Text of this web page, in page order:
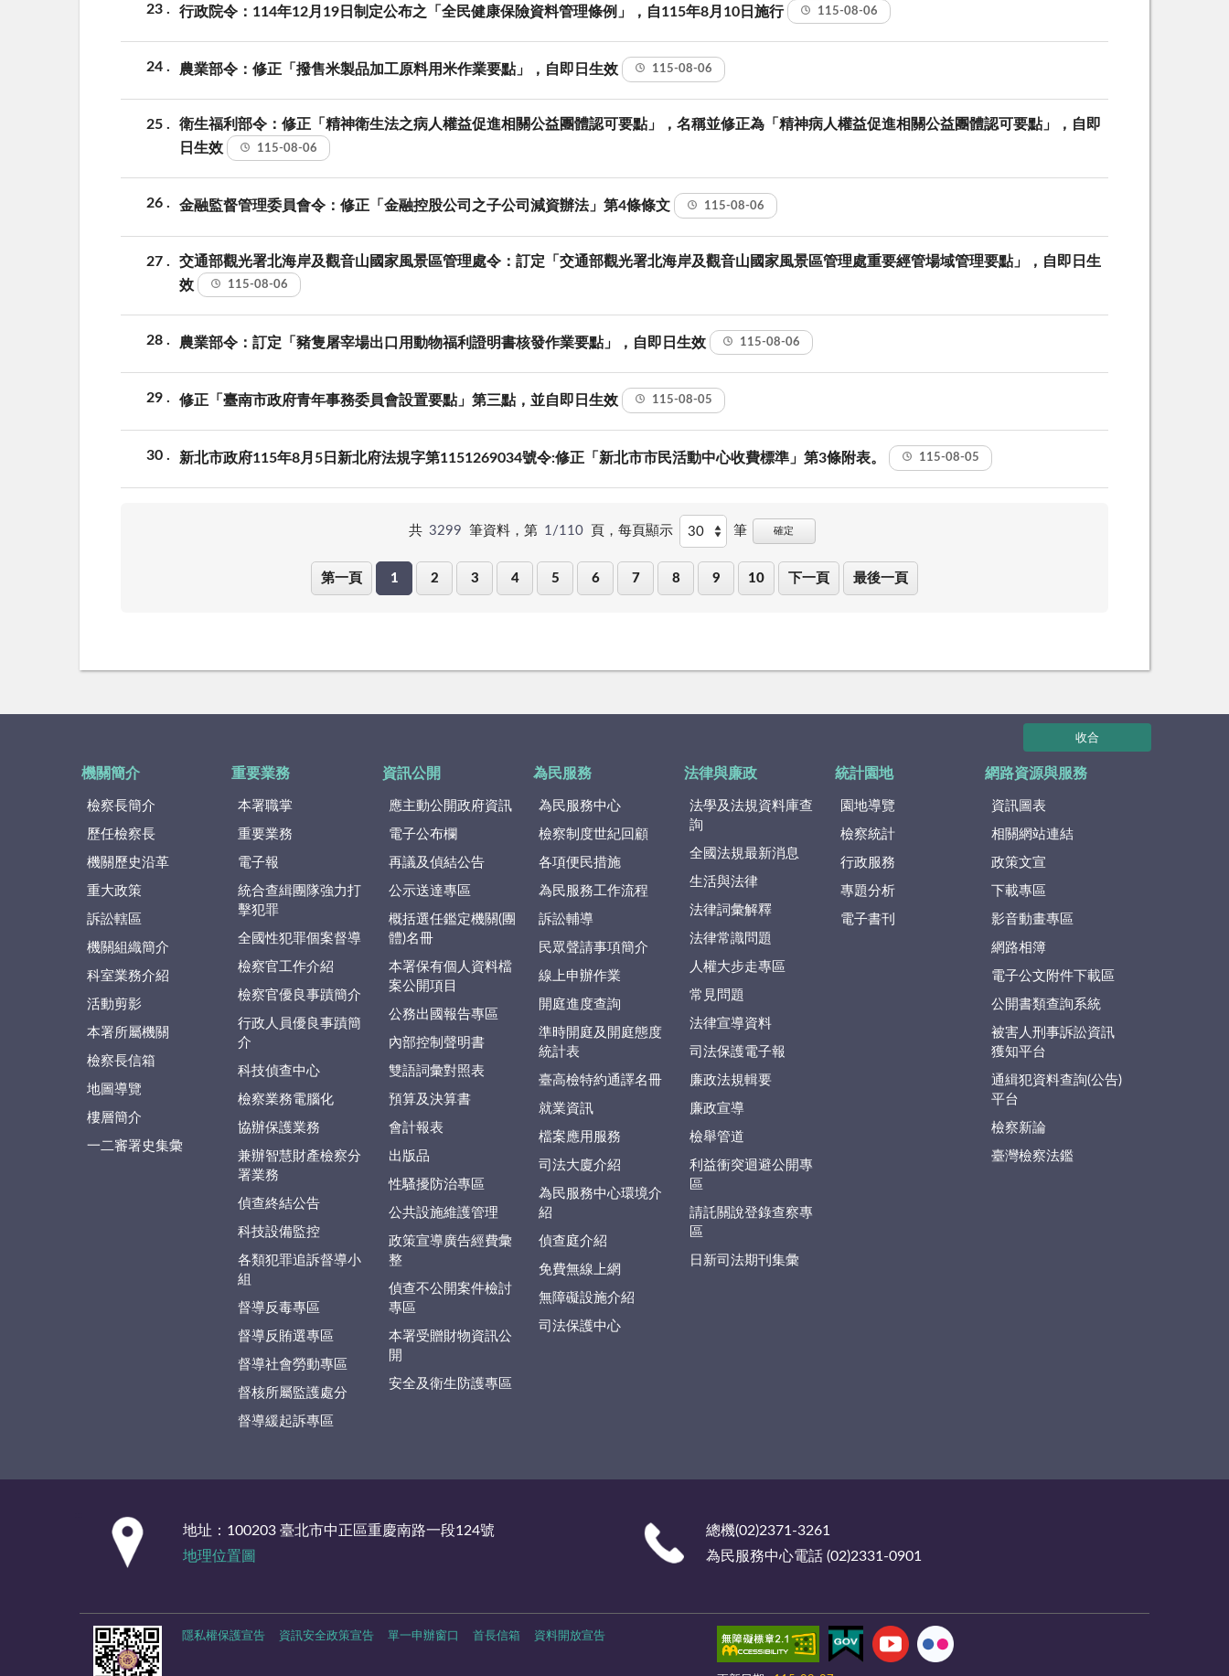
23 行政院令：114年12月19日制定公布之「全民健康保險資料管理條例」，自115年8月10日施行 115-08-06
24 農業部令：修正「撥售米製品加工原料用米作業要點」，自即日生效 115-08-06
25
衛生福利部令：修正「精神衛生法之病人權益促進相關公益團體認可要點」，名稱並修正為「精神病人權益促進相關公益團體認可要點」，自即
日生效
115-08-06
26 金融監督管理委員會令：修正「金融控股公司之子公司減資辦法」第4條條文 115-08-06
27
交通部觀光署北海岸及觀音山國家風景區管理處令：訂定「交通部觀光署北海岸及觀音山國家風景區管理處重要經管場域管理要點」，自即日生
效
115-08-06
28 農業部令：訂定「豬隻屠宰場出口用動物福利證明書核發作業要點」，自即日生效 115-08-06
29 修正「臺南市政府青年事務委員會設置要點」第三點，並自即日生效 115-08-05
30 新北市政府115年8月5日新北府法規字第1151269034號令:修正「新北市市民活動中心收費標準」第3條附表。 115-08-05
共 3299 筆資料，第 1/110 頁，每頁顯示 筆 確定
第一頁 1 2 3 4 5 6 7 8 9 10 下一頁 最後一頁
收合
機關簡介
檢察長簡介
歷任檢察長
機關歷史沿革
重大政策
訴訟轄區
機關組織簡介
科室業務介紹
活動剪影
本署所屬機關
檢察長信箱
地圖導覽
樓層簡介
一二審署史集彙
重要業務
本署職掌
重要業務
電子報
統合查緝團隊強力打
擊犯罪
全國性犯罪個案督導
檢察官工作介紹
檢察官優良事蹟簡介
行政人員優良事蹟簡
介
科技偵查中心
檢察業務電腦化
協辦保護業務
兼辦智慧財產檢察分
署業務
偵查終結公告
科技設備監控
各類犯罪追訴督導小
組
督導反毒專區
督導反賄選專區
督導社會勞動專區
督核所屬監護處分
督導緩起訴專區
資訊公開
應主動公開政府資訊
電子公布欄
再議及偵結公告
公示送達專區
概括選任鑑定機關(團
體)名冊
本署保有個人資料檔
案公開項目
公務出國報告專區
內部控制聲明書
雙語詞彙對照表
預算及決算書
會計報表
出版品
性騷擾防治專區
公共設施維護管理
政策宣導廣告經費彙
整
偵查不公開案件檢討
專區
本署受贈財物資訊公
開
安全及衛生防護專區
為民服務
為民服務中心
檢察制度世紀回顧
各項便民措施
為民服務工作流程
訴訟輔導
民眾聲請事項簡介
線上申辦作業
開庭進度查詢
準時開庭及開庭態度
統計表
臺高檢特約通譯名冊
就業資訊
檔案應用服務
司法大廈介紹
為民服務中心環境介
紹
偵查庭介紹
免費無線上網
無障礙設施介紹
司法保護中心
法律與廉政
法學及法規資料庫查
詢
全國法規最新消息
生活與法律
法律詞彙解釋
法律常識問題
人權大步走專區
常見問題
法律宣導資料
司法保護電子報
廉政法規輯要
廉政宣導
檢舉管道
利益衝突迴避公開專
區
請託關說登錄查察專
區
日新司法期刊集彙
統計園地
園地導覽
檢察統計
行政服務
專題分析
電子書刊
網路資源與服務
資訊圖表
相關網站連結
政策文宣
下載專區
影音動畫專區
網路相簿
電子公文附件下載區
公開書類查詢系統
被害人刑事訴訟資訊
獲知平台
通緝犯資料查詢(公告)
平台
檢察新論
臺灣檢察法鑑
地址：100203 臺北市中正區重慶南路一段124號
地理位置圖
總機(02)2371-3261
為民服務中心電話 (02)2331-0901
隱私權保護宣告 資訊安全政策宣告 單一申辦窗口 首長信箱 資料開放宣告